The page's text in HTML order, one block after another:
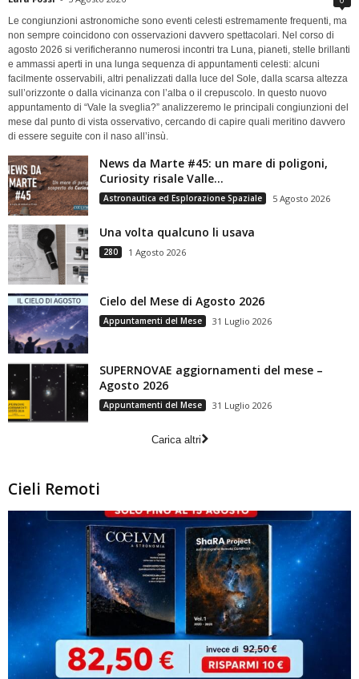
Le congiunzioni astronomiche sono eventi celesti estremamente frequenti, ma
non sempre coincidono con osservazioni davvero spettacolari. Nel corso di
agosto 2026 si verificheranno numerosi incontri tra Luna, pianeti, stelle brillanti
e ammassi aperti in una lunga sequenza di appuntamenti celesti: alcuni
facilmente osservabili, altri penalizzati dalla luce del Sole, dalla scarsa altezza
sull’orizzonte o dalla vicinanza con l’alba o il crepuscolo. In questo nuovo
appuntamento di “Vale la sveglia?” analizzeremo le principali congiunzioni del
mese dal punto di vista osservativo, cercando di capire quali meritino davvero
di essere seguite con il naso all’insù.
News da Marte #45: un mare di poligoni,
Curiosity risale Valle...
Astronautica ed Esplorazione Spaziale 5 Agosto 2026
Una volta qualcuno li usava
280 1 Agosto 2026
Cielo del Mese di Agosto 2026
Appuntamenti del Mese 31 Luglio 2026
SUPERNOVAE aggiornamenti del mese –
Agosto 2026
Appuntamenti del Mese 31 Luglio 2026
Carica altri
Cieli Remoti